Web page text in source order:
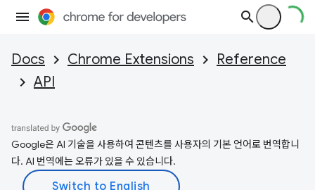
Docs Chrome Extensions
Reference
API
Google은 AI 기술을 사용하여 콘텐츠를 사용자의 기본 언어로 번역합니
다. AI 번역에는 오류가 있을 수 있습니다.